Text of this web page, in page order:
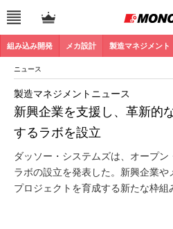
組み込み開発 メカ設計 製造マネジメント
ニュース
新興企業を支援し、革新的
するラボを設立
製造マネジメントニュース
ダッソー・システムズは、オープ
ラボの設立を発表した。新興企業
プロジェクトを育成する新たな枠組